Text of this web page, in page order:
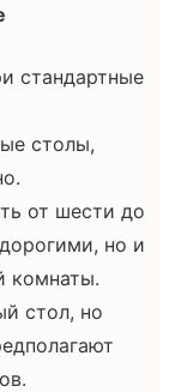
стандартные
столы,
от шести до
но и
комнаты.
стол, но